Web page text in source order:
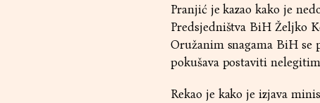
Pranjić je kazao kako je
Predsjedništva BiH Željko
Oružanim snagama BiH
pokušava postaviti
Rekao je kako je izjava